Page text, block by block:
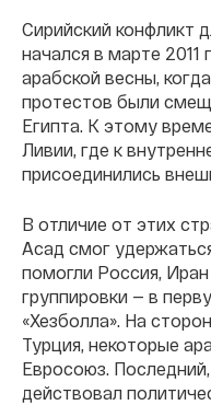
Сирийский конфликт
начался в марте 2011
арабской весны,
протестов были
Египта. К этому
Ливии, где к
присоединились
В отличие от этих
Асад смог
помогли Россия,
группировки — в
«Хезболла». На
Турция, некоторые
Евросоюз.
действовал